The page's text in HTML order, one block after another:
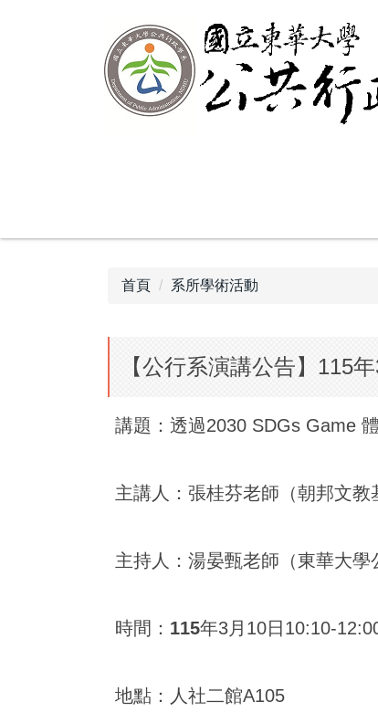
首頁 系所學術活動
【公行系演講公告】115
講題： 透過2030 SDGs Game
主講人： 張桂芬老師 （朝邦文教
主持人：湯晏甄老師 （東華大學
時間： 115年3月10日10:10-
地點：人社二館A105